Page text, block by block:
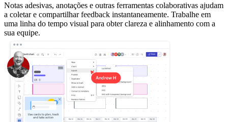
Notas adesivas, anotações e outras ferramentas colaborativas ajudam
a coletar e compartilhar feedback instantaneamente. Trabalhe em
uma linha do tempo visual para obter clareza e alinhamento com a
sua equipe.